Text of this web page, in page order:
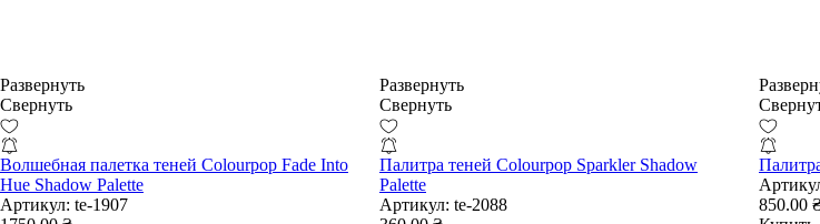
Развернуть
Свернуть
Волшебная палетка теней Colourpop Fade Into
Hue Shadow Palette
Артикул: te-1907
Развернуть
Свернуть
Палитра теней Colourpop Sparkler Shadow
Palette
Артикул: te-2088
850.00